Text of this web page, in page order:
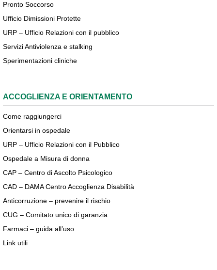
Pronto Soccorso
Ufficio Dimissioni Protette
URP – Ufficio Relazioni con il pubblico
Servizi Antiviolenza e stalking
Sperimentazioni cliniche
ACCOGLIENZA E ORIENTAMENTO
Come raggiungerci
Orientarsi in ospedale
URP – Ufficio Relazioni con il Pubblico
Ospedale a Misura di donna
CAP – Centro di Ascolto Psicologico
CAD – DAMA Centro Accoglienza Disabilità
Anticorruzione – prevenire il rischio
CUG – Comitato unico di garanzia
Farmaci – guida all’uso
Link utili